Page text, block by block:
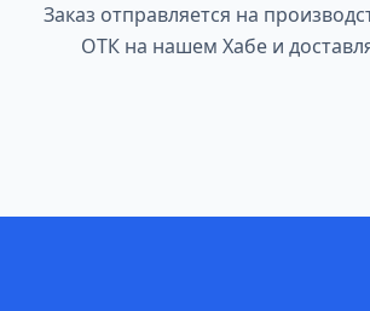
Заказ отправляется на
ОТК на нашем Хабе и